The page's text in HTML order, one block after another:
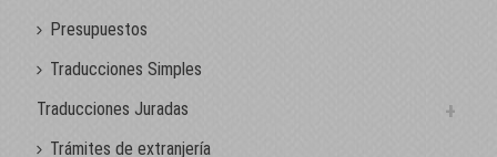
Presupuestos
Traducciones Simples
Traducciones Juradas
Trámites de extranjería